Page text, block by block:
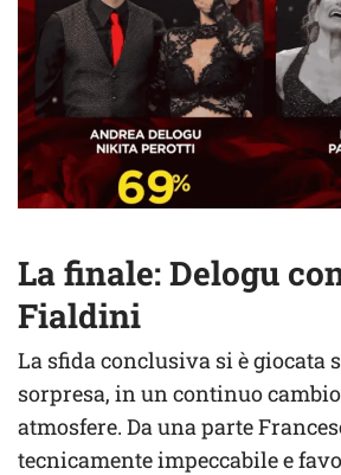
La finale: Delogu
Fialdini
La sfida conclusiva si è giocata
sorpresa, in un continuo
atmosfere. Da una parte
tecnicamente impeccabile e